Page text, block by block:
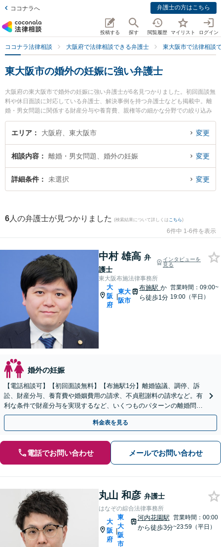
ココナラへ 弁護士の方はこちら
投稿する 探す 閲覧履歴 マイリスト ログイン
ココナラ法律相談 大阪府で法律相談できる弁護士 東大阪市で法律相談
東大阪市の婚外の妊娠に強い弁護士
大阪府の東大阪市で婚外の妊娠に強い弁護士が6名見つかりました。初回面談無
料や休日面談に対応している弁護士、解決事例を持つ弁護士なども掲載中。離
婚・男女問題に関係する財産分与や養育費、親権等の細かな分野での絞り込み
検索もでき便利です。特に東大阪布施法律事務所の中村 雄高弁護士やはなぞの
綜合法律事務所の丸山 和彦弁護士、ベリーベスト法律事務所 東大阪布施オフィ
護士に相談したい』『婚外の妊娠のトラブル解決の実績豊富な近くの弁護士を
検索したい』『初回相談無料で婚外の妊娠を法律相談できる東大阪市内の弁護
士に相談予約したい』などでお困りの相談者さんにおすすめです。
エリア 大阪府、東大阪市 変更
相談内容 離婚・男女問題、婚外の妊娠 変更
詳細条件 未選択 変更
6 人の弁護士が見つかりました (検索結果について詳しくは こちら)
6件中 1-6件を表示
中村 雄高 弁
護士
インタビューを
見る
東大阪布施法律事務所
大
阪
府
|
東大
阪市
布施駅か
ら徒歩1分
営業時間：09:00~
19:00（平日）
婚外の妊娠
【電話相談可】【初回面談無料】【布施駅1分】離婚協議、調停、訴
訟、財産分与、養育費や婚姻費用の請求、不貞慰謝料の請求など。有
利な条件で財産分与を実現するなど、いくつものパターンの離婚問題
を解決してきた経験を活かし、より良い解決の実現を
料金表を見る
電話でお問い合わせ メールでお問い合わせ
丸山 和彦 弁護士
はなぞの綜合法律事務所
大
阪
府
|
東
大
阪
市
河内花園駅
から徒歩3分
営業時間：00:00
~23:59（平日）